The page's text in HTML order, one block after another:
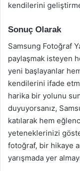
kendilerini
Sonuç Olarak
Samsung Fotoğraf
paylaşmak isteyen
yeni başlayanlar
kendilerini ifade
harika bir yolunu
duyuyorsanız,
katılarak hem
yeteneklerinizi
fotoğraf, bir hikaye
yarışmada yer